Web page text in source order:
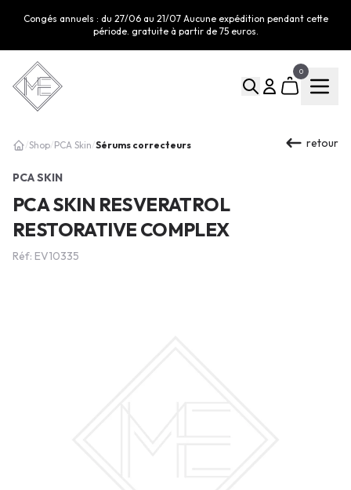
Congés annuels : du 27/06 au 21/07 Aucune expédition pendant cette
période. gratuite à partir de 75 euros.
0
/Shop/ PCA Skin/Sérums correcteurs retour
PCA SKIN
PCA SKIN RESVERATROL
RESTORATIVE COMPLEX
Réf: EV10335